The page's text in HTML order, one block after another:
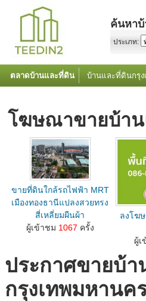
ค้นหา
ประเภท:
ตลาดบ้านและที่ดิน บ้านและที่ดินกรุง
โฆษณาขายบ้าน
ขายที่ดินใกล้รถไฟฟ้า MRT
เมืองทองธานีแปลงสวยทรง
สี่เหลี่ยมผืนผ้า
ลงโฆษณาขายบ้านที่ดินตำแหน่ง M คลิกเลย...
ผู้เข้าชม 1067 ครั้ง
ลงโฆ
ลงโฆษ
ผู้เ
ประกาศขายบ้
กรุงเทพมหานค